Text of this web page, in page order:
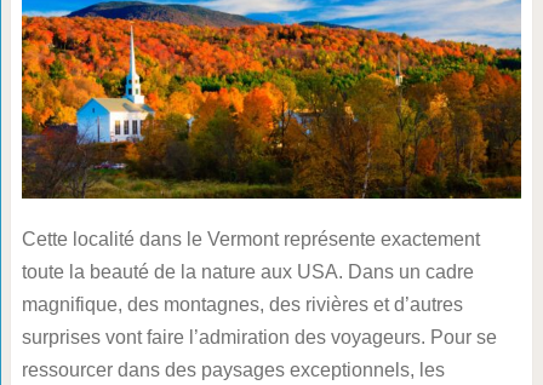
Cette localité dans le Vermont représente exactement
toute la beauté de la nature aux USA. Dans un cadre
magnifique, des montagnes, des rivières et d’autres
surprises vont faire l’admiration des voyageurs. Pour se
ressourcer dans des paysages exceptionnels, les